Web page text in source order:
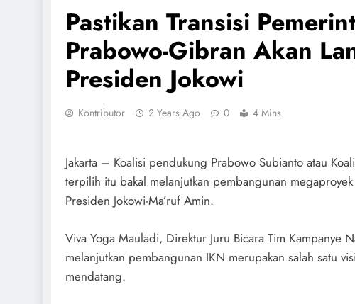
Pastikan Transisi
Prabowo-Gibran Akan
Presiden Jokowi
Kontributor 2 Years Ago 0 4 Mins
Jakarta – Koalisi pendukung Prabowo Subianto atau
terpilih itu bakal melanjutkan pembangunan
Presiden Jokowi-Ma’ruf Amin.
Viva Yoga Mauladi, Direktur Juru Bicara Tim Kampanye
melanjutkan pembangunan IKN merupakan salah satu
mendatang.